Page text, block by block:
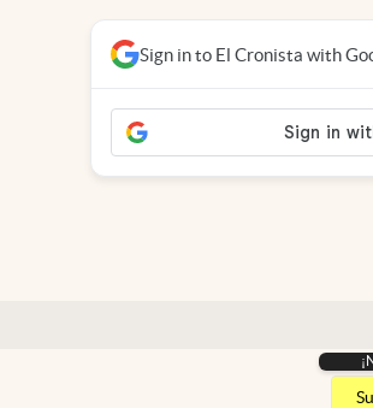
Sign in to El Cronista with